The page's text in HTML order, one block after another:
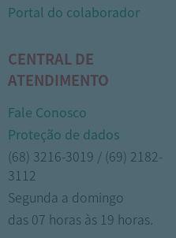
Portal do colaborador
CENTRAL DE
ATENDIMENTO
Fale Conosco
Proteção de dados
(68) 3216-3019 / (69) 2182-
3112
Segunda a domingo
das 07 horas às 19 horas.